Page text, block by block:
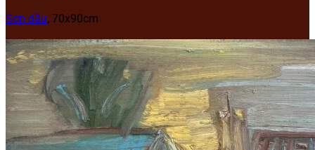
Sơn dầu, 70x90cm